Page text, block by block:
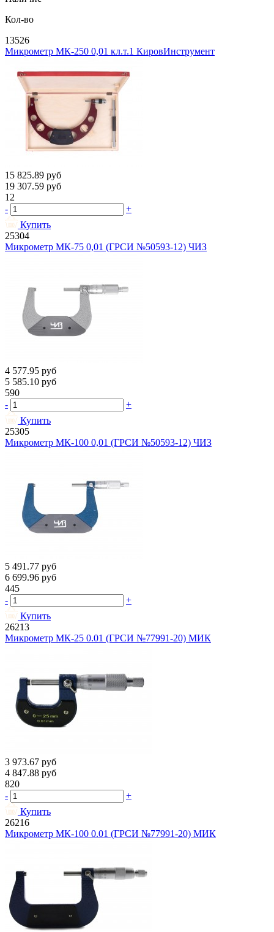
Кол-во
13526
Микрометр МК-250 0,01 кл.т.1 КировИнструмент
15 825.89 руб
19 307.59 руб
12
-
+
Купить
25304
Микрометр МК-75 0,01 (ГРСИ №50593-12) ЧИЗ
4 577.95 руб
5 585.10 руб
590
-
+
Купить
25305
Микрометр МК-100 0,01 (ГРСИ №50593-12) ЧИЗ
5 491.77 руб
6 699.96 руб
445
-
+
Купить
26213
Микрометр МК-25 0.01 (ГРСИ №77991-20) МИК
3 973.67 руб
4 847.88 руб
820
-
+
Купить
26216
Микрометр МК-100 0.01 (ГРСИ №77991-20) МИК